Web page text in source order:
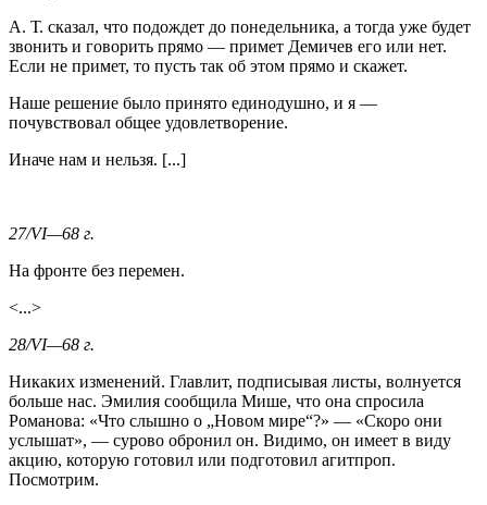
А. Т. сказал, что подождет до понедельника, а тогда уже будет
звонить и говорить прямо — примет Демичев его или нет.
Если не примет, то пусть так об этом прямо и скажет.
Наше решение было принято единодушно, и я —
почувствовал общее удовлетворение.
Иначе нам и нельзя. [...]
27/VI—68 г.
На фронте без перемен.
<...>
28/VI—68 г.
Никаких изменений. Главлит, подписывая листы, волнуется
больше нас. Эмилия сообщила Мише, что она спросила
Романова: «Что слышно о „Новом мире“?» — «Скоро они
услышат», — сурово обронил он. Видимо, он имеет в виду
акцию, которую готовил или подготовил агитпроп.
Посмотрим.